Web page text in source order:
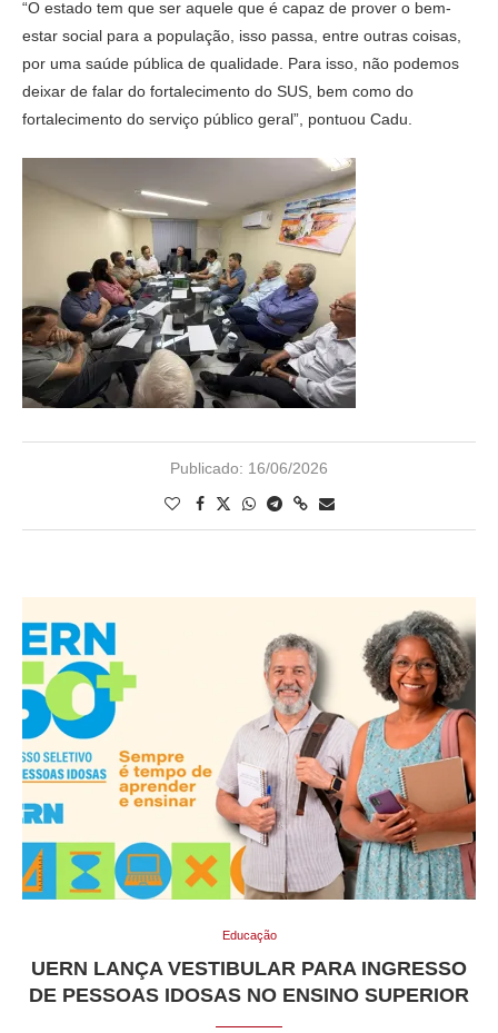
“O estado tem que ser aquele que é capaz de prover o bem-
estar social para a população, isso passa, entre outras coisas,
por uma saúde pública de qualidade. Para isso, não podemos
deixar de falar do fortalecimento do SUS, bem como do
fortalecimento do serviço público geral”, pontuou Cadu.
Publicado: 16/06/2026
Educação
UERN LANÇA VESTIBULAR PARA INGRESSO
DE PESSOAS IDOSAS NO ENSINO SUPERIOR